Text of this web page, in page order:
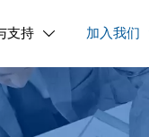
支持  加入我们